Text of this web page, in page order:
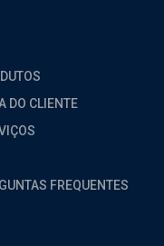
DO CLIENTE
FREQUENTES